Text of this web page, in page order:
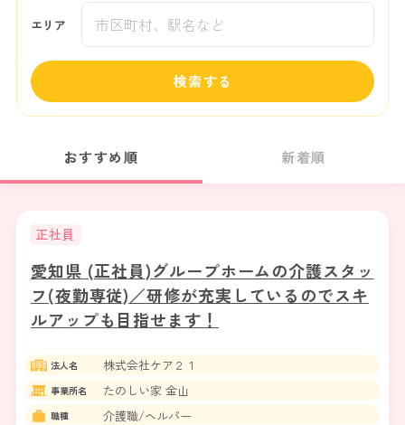
エリア
検索する
おすすめ順 新着順
正社員
愛知県 (正社員)グループホームの介護スタッ
フ(夜勤専従)／研修が充実しているのでスキ
ルアップも目指せます！
法人名 株式会社ケア２１
事業所名 たのしい家 金山
職種 介護職/ヘルパー